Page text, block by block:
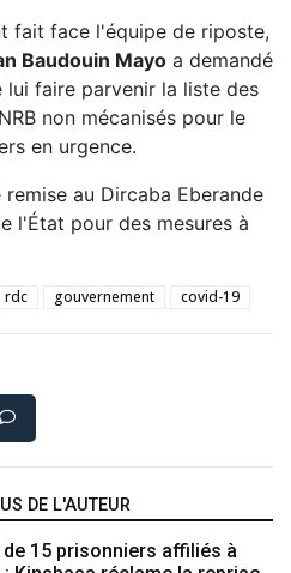
fait face l'équipe de riposte,
Baudouin Mayo a demandé
lui faire parvenir la liste des
non mécanisés pour le
en urgence.
au Dircaba Eberande
l'État pour des mesures à
rdc gouvernement covid-19
DE L'AUTEUR
15 prisonniers affiliés à